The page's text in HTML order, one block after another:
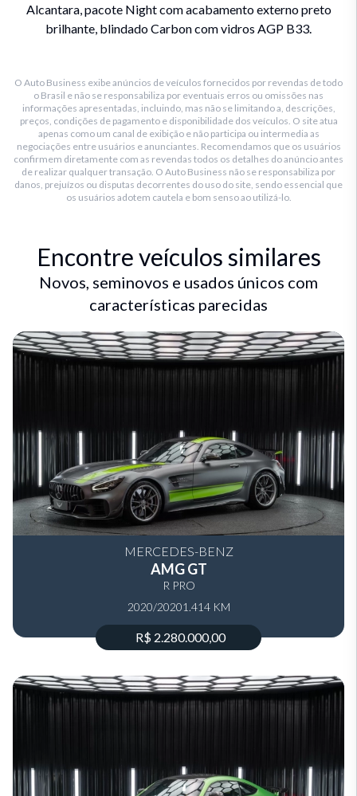
Alcantara, pacote Night com acabamento externo preto
brilhante, blindado Carbon com vidros AGP B33.
O Auto Business exibe anúncios de veículos fornecidos por revendas de todo
o Brasil e não se responsabiliza por eventuais erros ou omissões nas
informações apresentadas, incluindo, mas não se limitando a, descrições,
preços, condições de pagamento e disponibilidade dos veículos. O site atua
apenas como um canal de exibição e não participa ou intermedia as
negociações entre usuários e anunciantes. Recomendamos que os usuários
confirmem diretamente com as revendas todos os detalhes do anúncio antes
de realizar qualquer transação. O Auto Business não se responsabiliza por
danos, prejuízos ou disputas decorrentes do uso do site, sendo essencial que
os usuários adotem cautela e bom senso ao utilizá-lo.
Encontre veículos similares
Novos, seminovos e usados únicos com
características parecidas
MERCEDES-BENZ
AMG GT
R PRO
2020/20201.414 KM
R$ 2.280.000,00